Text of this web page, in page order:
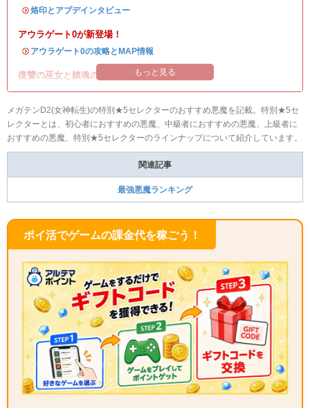
・烙印とアプデインタビュー
アウラゲート0が新登場！
・ アウラゲート0の攻略とMAP情報
復讐の巫女と鎮魂の巫女イベント開催！
もっと見る
メガテンD2(女神転生)の特別★5セレクターのおすすめ悪魔を記載。特別★5セ
レクターとは、初心者におすすめの悪魔、中級者におすすめの悪魔、上級者に
おすすめの悪魔、特別★5セレクターのラインナップについて紹介しています。
関連記事
最強悪魔ランキング
ポイ活でゲームの課金代を稼ごう！